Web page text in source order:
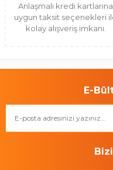
Anlaşmalı kredi kartlarına
uygun taksit seçenekleri
kolay alışveriş imkanı.
E-
Bizi